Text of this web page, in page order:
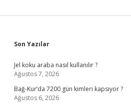
Sidebar
Son Yazılar
Jel koku araba nasıl kullanılır ?
Ağustos 7, 2026
Bağ-Kur’da 7200 gün kimleri kapsıyor ?
Ağustos 6, 2026